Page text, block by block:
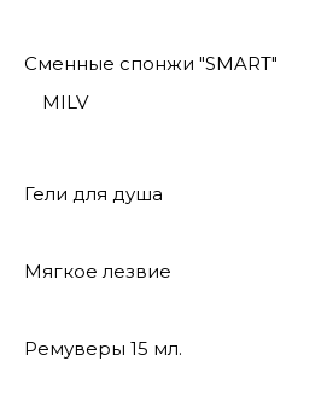
Сменные спонжи "SMART"
MILV
Гели для душа
Мягкое лезвие
Ремуверы 15 мл.